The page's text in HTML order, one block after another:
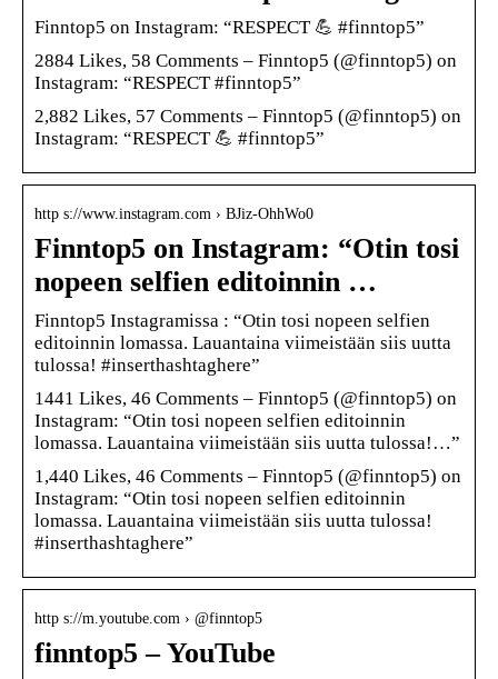
Finntop5 on Instagram: “RESPECT 💪 #finntop5”
2884 Likes, 58 Comments – Finntop5 (@finntop5) on
Instagram: “RESPECT #finntop5”
2,882 Likes, 57 Comments – Finntop5 (@finntop5) on
Instagram: “RESPECT 💪 #finntop5”
http s://www.instagram.com › BJiz-OhhWo0
Finntop5 on Instagram: “Otin tosi
nopeen selfien editoinnin …
Finntop5 Instagramissa : “Otin tosi nopeen selfien
editoinnin lomassa. Lauantaina viimeistään siis uutta
tulossa! #inserthashtaghere”
1441 Likes, 46 Comments – Finntop5 (@finntop5) on
Instagram: “Otin tosi nopeen selfien editoinnin
lomassa. Lauantaina viimeistään siis uutta tulossa!…”
1,440 Likes, 46 Comments – Finntop5 (@finntop5) on
Instagram: “Otin tosi nopeen selfien editoinnin
lomassa. Lauantaina viimeistään siis uutta tulossa!
#inserthashtaghere”
http s://m.youtube.com › @finntop5
finntop5 – YouTube